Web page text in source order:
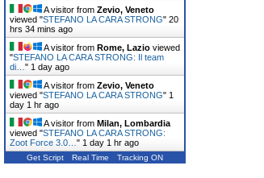
A visitor from Zevio, Veneto
viewed "STEFANO LA CARA STRONG" 20
hrs 34 mins ago
A visitor from Rome, Lazio viewed
"STEFANO LA CARA STRONG: Il team
di… " 1 day ago
A visitor from Zevio, Veneto
viewed "STEFANO LA CARA STRONG" 1
day 1 hr ago
A visitor from Milan, Lombardia
viewed "STEFANO LA CARA STRONG:
Zoot Force 3.0… " 1 day 1 hr ago
Get Script Real Time Tracking ON